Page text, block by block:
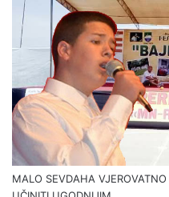
MALO SEVDAHA